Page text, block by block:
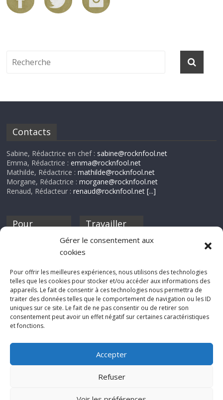
Gérer le consentement aux
cookies
Pour offrir les meilleures expériences, nous utilisons des technologies
telles que les cookies pour stocker et/ou accéder aux informations des
appareils. Le fait de consentir à ces technologies nous permettra de
traiter des données telles que le comportement de navigation ou les ID
uniques sur ce site. Le fait de ne pas consentir ou de retirer son
consentement peut avoir un effet négatif sur certaines caractéristiques
et fonctions.
Accepter
Refuser
Contacts
Sabine, Rédactrice en chef : sabine@rocknfool.net
Emma, Rédactrice :emma@rocknfool.net
Mathilde, Rédactrice :mathilde@rocknfool.net
Morgane, Rédactrice :morgane@rocknfool.net
Renaud, Rédacteur :renaud@rocknfool.net [...]
Pour
discothèque
Travailler
Si tu souhaites
Rocknfool, n'hésite
pas à nous envoyer
tes chroniques de
concerts, de films,
séries ou des billets
d'humeur :